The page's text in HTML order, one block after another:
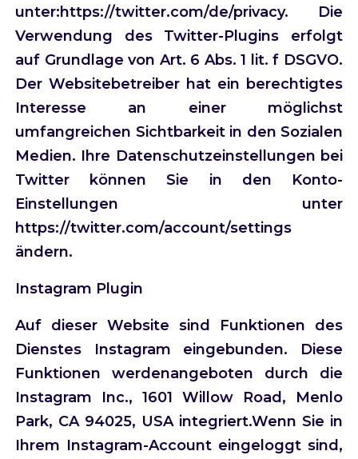
unter:https://twitter.com/de/privacy. Die
Verwendung des Twitter-Plugins erfolgt
auf Grundlage von Art. 6 Abs. 1 lit. f DSGVO.
Der Websitebetreiber hat ein berechtigtes
Interesse an einer möglichst
umfangreichen Sichtbarkeit in den Sozialen
Medien. Ihre Datenschutzeinstellungen bei
Twitter können Sie in den Konto-
Einstellungen unter
https://twitter.com/account/settings
ändern.
Instagram Plugin
Auf dieser Website sind Funktionen des
Dienstes Instagram eingebunden. Diese
Funktionen werdenangeboten durch die
Instagram Inc., 1601 Willow Road, Menlo
Park, CA 94025, USA integriert.Wenn Sie in
Ihrem Instagram-Account eingeloggt sind,